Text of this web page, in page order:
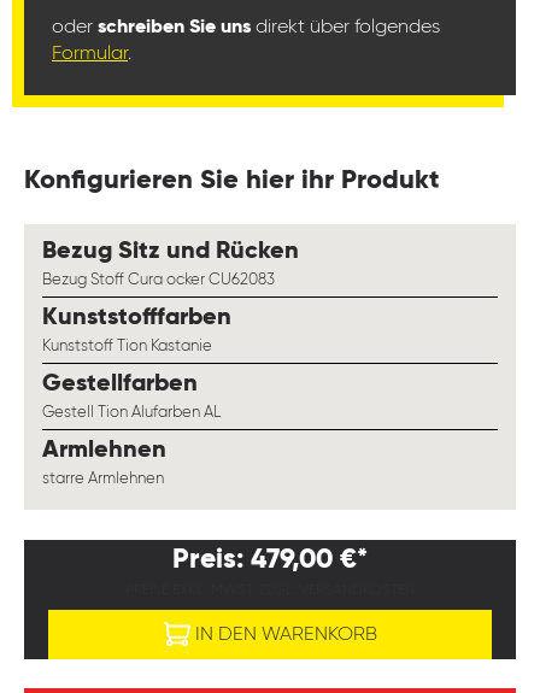
oder schreiben Sie uns direkt über folgendes
Formular.
Konfigurieren Sie hier ihr Produkt
Bezug Sitz und Rücken
Bezug Stoff Cura ocker CU62083
Kunststofffarben
Kunststoff Tion Kastanie
Gestellfarben
Gestell Tion Alufarben AL
Armlehnen
starre Armlehnen
Preis: 479,00 €*
IN DEN WARENKORB